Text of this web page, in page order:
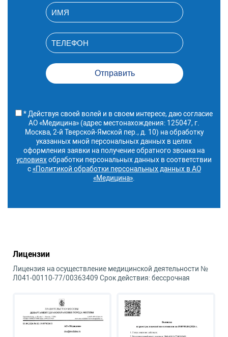
* Действуя своей волей и в своем интересе, даю согласие
АО «Медицина» (адрес местонахождения: 125047, г.
Москва, 2-й Тверской-Ямской пер., д. 10) на обработку
указанных мной персональных данных в целях
оформления заявки на получение обратного звонка на
условияхобработки персональных данных в соответствии
с«Политикой обработки персональных данных в АО
«Медицина».
Лицензии
Лицензия на осуществление медицинской деятельности №
Л041-00110-77/00363409 Срок действия: бессрочная